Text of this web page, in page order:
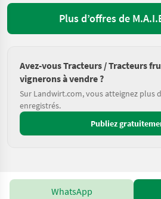
Plus d’offres de
Avez-vous Tracteurs / Tracteurs
vignerons à vendre ?
Sur Landwirt.com, vous atteignez plus
enregistrés.
Publiez
WhatsApp